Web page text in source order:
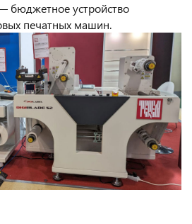
бюджетное устройство
печатных машин.